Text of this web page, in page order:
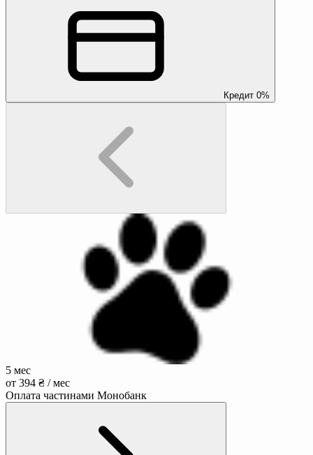
Кредит 0%
5 мес
от 394 ₴ / мес
Оплата частинами Монобанк